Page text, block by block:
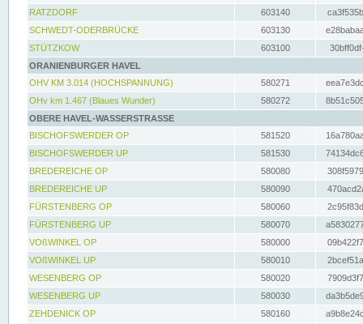
RATZDORF
603140
SCHWEDT-ODERBRÜCKE
603130
STÜTZKOW
603100
ORANIENBURGER HAVEL
OHV KM 3.014 (HOCHSPANNUNG)
580271
OHv km 1.467 (Blaues Wunder)
580272
OBERE HAVEL-WASSERSTRASSE
BISCHOFSWERDER OP
581520
BISCHOFSWERDER UP
581530
BREDEREICHE OP
580080
BREDEREICHE UP
580090
FÜRSTENBERG OP
580060
FÜRSTENBERG UP
580070
VOßWINKEL OP
580000
VOßWINKEL UP
580010
WESENBERG OP
580020
WESENBERG UP
580030
ZEHDENICK OP
580160